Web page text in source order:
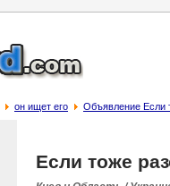
он ищет его Объявление Если
Если тоже